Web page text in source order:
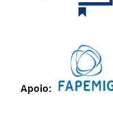
Apoio: